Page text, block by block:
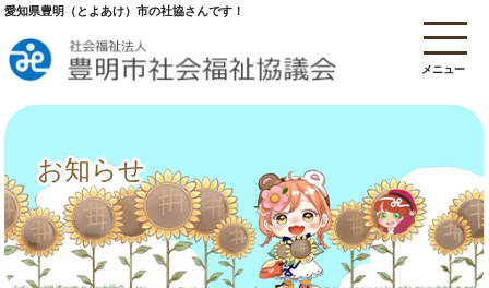
メニュー
愛知県豊明（とよあけ）市の社協さんです！
お知らせ